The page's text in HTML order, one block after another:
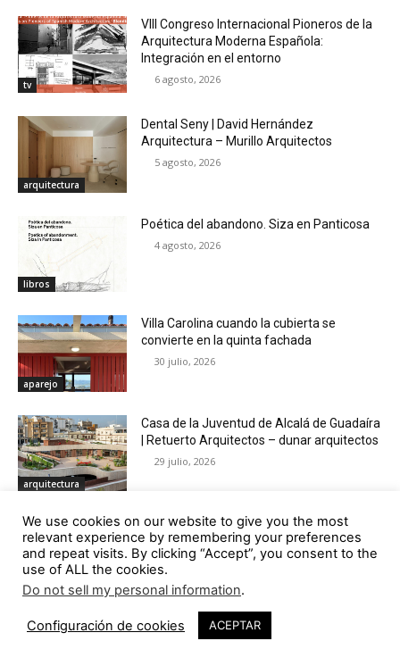
tv
VIII Congreso Internacional Pioneros de la
Arquitectura Moderna Española:
Integración en el entorno
6 agosto, 2026
arquitectura
Dental Seny | David Hernández
Arquitectura – Murillo Arquitectos
5 agosto, 2026
libros
Poética del abandono. Siza en Panticosa
4 agosto, 2026
aparejo
Villa Carolina cuando la cubierta se
convierte en la quinta fachada
30 julio, 2026
arquitectura
Casa de la Juventud de Alcalá de Guadaíra
| Retuerto Arquitectos – dunar arquitectos
29 julio, 2026
eventos
Rafael Baltar, testigo de un tiempo.
Arquitectura y compromiso en una Galicia
en transformación
28 julio, 2026
Disfuncional funcionalismo. Ideología,
arquitectura y crisis, 1945-1980
We use cookies on our website to give you the most
relevant experience by remembering your preferences
and repeat visits. By clicking “Accept”, you consent to the
use of ALL the cookies.
Do not sell my personal information.
Configuración de cookies ACEPTAR